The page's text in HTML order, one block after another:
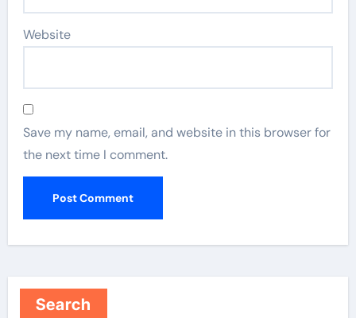
Website
Save my name, email, and website in this browser for
the next time I comment.
Search